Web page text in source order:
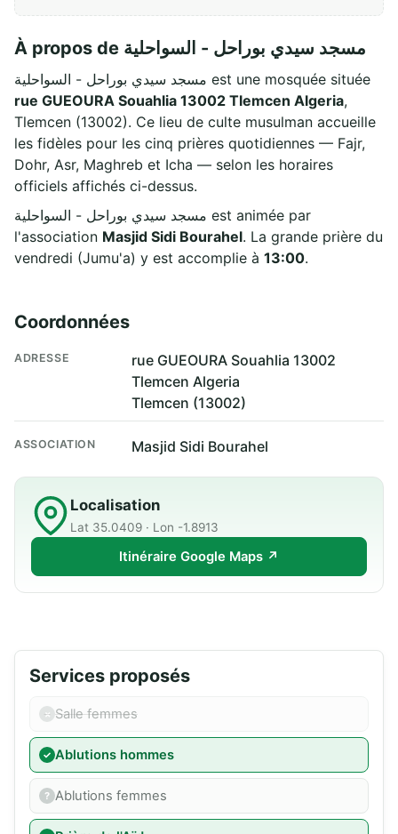
À propos de مسجد سيدي بوراحل - السواحلية
مسجد سيدي بوراحل - السواحلية est une mosquée située
rue GUEOURA Souahlia 13002 Tlemcen Algeria,
Tlemcen (13002). Ce lieu de culte musulman accueille
les fidèles pour les cinq prières quotidiennes — Fajr,
Dohr, Asr, Maghreb et Icha — selon les horaires
officiels affichés ci-dessus.
مسجد سيدي بوراحل - السواحلية est animée par
l'association Masjid Sidi Bourahel. La grande prière du
vendredi (Jumu'a) y est accomplie à 13:00.
Coordonnées
ADRESSE
rue GUEOURA Souahlia 13002
Tlemcen Algeria
Tlemcen (13002)
ASSOCIATION Masjid Sidi Bourahel
Localisation
Lat 35.0409 · Lon -1.8913
Itinéraire Google Maps ↗
Services proposés
Salle femmes
Ablutions hommes
Ablutions femmes